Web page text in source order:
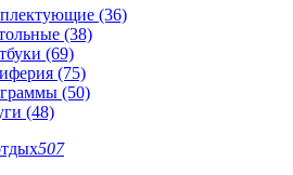
(36)
(38)
(69)
(75)
(50)
(48)
507